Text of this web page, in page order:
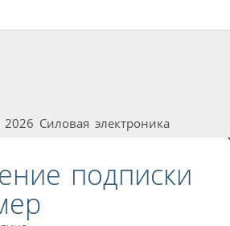
Силовая электроника
подписки